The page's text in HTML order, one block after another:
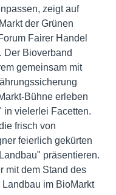
zeigt auf
der Grünen
Fairer Handel
Der Bioverband
gemeinsam mit
Bühne erleben
in vielerlei Facetten.
frisch von
feierlich gekürten
präsentieren.
mit dem Stand des
im BioMarkt